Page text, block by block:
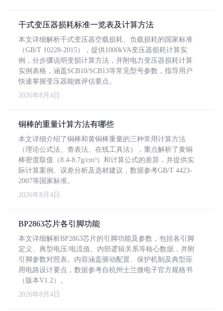
干式变压器损耗标准一览表及计算方法
本文详细解析干式变压器空载损耗、负载损耗的国家标准
（GB/T 10228-2015），提供1000kVA变压器损耗计算实
例，分步骤说明变损计算方法，并附电力变压器损耗计算
实例表格，涵盖SCB10/SCB13等常见型号参数，指导用户
快速掌握变压器能效评估要点。
2026年8月4日
铜棒的重量计算方法有哪些
本文详细介绍了铜棒和黄铜棒重量的三种常用计算方法
（理论公式法、查表法、在线工具法），重点解析了黄铜
棒密度取值（8.4-8.7g/cm³）和计算公式的差异，并提供实
际计算案例、误差分析及选材建议，数据参考GB/T 4423-
2007等国家标准。
2026年8月4日
BP2863芯片各引脚功能
本文详细解析BP2863芯片的引脚功能及参数，包括各引脚
定义、典型电压/电流值、内部逻辑关系等核心数据，并附
引脚参数对照表。内容涵盖驱动配置、保护机制及典型应
用电路设计要点，数据参考自杭州士兰微电子官方规格书
（版本V1.2）。
2026年8月4日